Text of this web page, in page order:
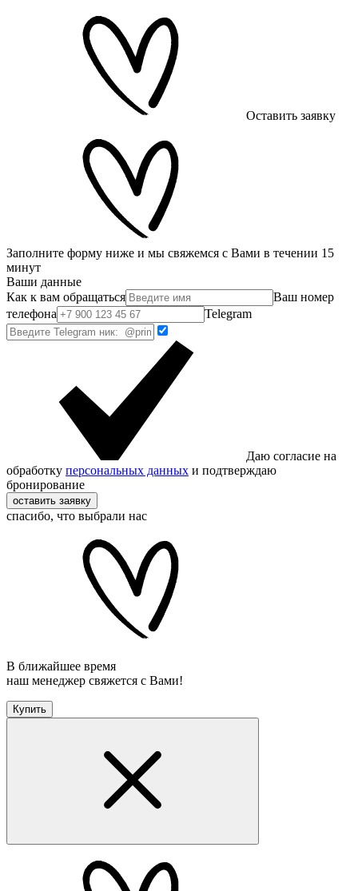
Оставить заявку
Заполните форму ниже и мы свяжемся с Вами в течении 15
минут
Ваши данные
Как к вам обращаться
Ваш номер
телефона
Telegram
Даю согласие на
обработку персональных данных и подтверждаю
бронирование
оставить заявку
спасибо, что выбрали нас
В ближайшее время
наш менеджер свяжется с Вами!
Купить